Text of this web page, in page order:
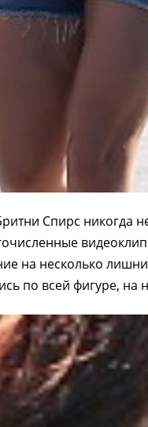
Спирс никогда
на несколько
по всей фигуре, на